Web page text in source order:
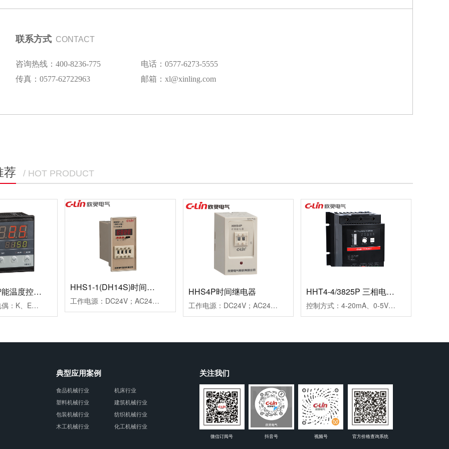
联系方式 CONTACT
咨询热线：400-8236-775
电话：0577-6273-5555
传真：0577-62722963
邮箱：xl@xinling.com
荐 / HOT PRODUCT
HB901系列智能温度控制仪
测量信号：热电偶：K、E、J；热电阻：Pt100、Cu50控制方式：二位式继电器通断控制PID调节继电器通断控制；PID调节驱动SSR电压控制报警方式：一组报警继电器触点输出二组报警继电器触点输出工作电源：AC100~240V外形尺寸：96×96×78mm开孔尺寸：92×92mm附加功能：通讯功能、变送功能典型应用：用于挤塑机、回流焊机、鞋机等控温场合备注：多种传感器输入用户任意设定
HHS1-1(DH14S)时间继电器
工作电源：DC24V；AC24V、AC220V、AC380V延时范围：0.01s~99h99m时分秒设置重复误差：≤1%工作模式：通电延时计时方式：正计时，数码管显示触点形式：两组延时带复位暂停功能触点容量：3AAC250V(阻性)外形尺寸：52×104×114mm开孔尺寸：45×77mm安装方式：面板式
HHS4P时间继电器
工作电源：DC24V；AC24V、AC220V、AC380V延时范围：0.99s、9.9s、99s、9.9m、99m、99h99.9s、999s、99.9m、999m、999h重复误差：≤1%工作模式：通电延时触点形式：两组延时触点触点容量：3AAC250V(阻性)外形尺寸：45×82×90mm开孔尺寸：56-2×Φ4.5mm安装方式：装置式或35mm导轨式
HHT4-4/3825P 三相电力调整器
控制方式：4-20mA、0-5V、0-10V三种方式可选输出方式：相位输出，移相范围0-150°负载电压：三相440VAC（三相三线）负载电流：25A保护功能：快速熔断器报警功能：断相、超温，继电器输出(1A/250VAC)介质耐压：≥2000VAC显示功能：LED面板显示SCR输出百分比及工作状态指示安装方式：螺栓安装使用负载：定阻抗电热丝、IR远红外线、UV灯管等外型尺寸：150×130×175mm安装尺寸：80×116mm(4-M5)冷却方式：自然冷却
典型应用案例
食品机械行业
机床行业
塑料机械行业
建筑机械行业
包装机械行业
纺织机械行业
木工机械行业
化工机械行业
关注我们
微信订阅号 抖音号 视频号 官方价格查询系统